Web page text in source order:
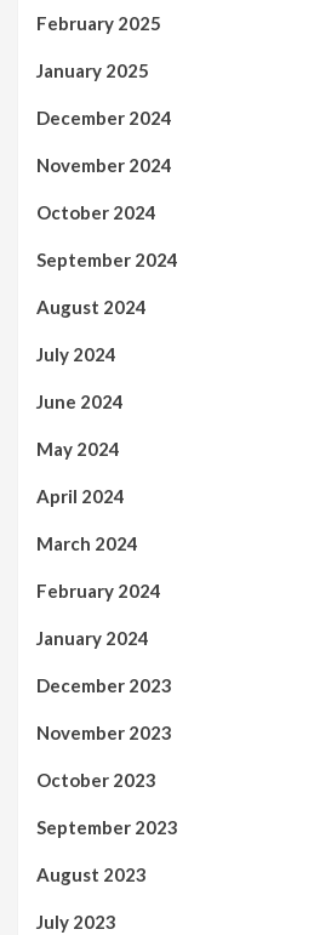
February 2025
January 2025
December 2024
November 2024
October 2024
September 2024
August 2024
July 2024
June 2024
May 2024
April 2024
March 2024
February 2024
January 2024
December 2023
November 2023
October 2023
September 2023
August 2023
July 2023